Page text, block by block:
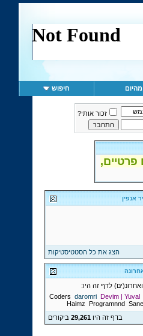
חיפוש
זכור אותי?
פרטיים,
אנפין
הצג את כל הסטטיסטיקות
Coders daromri Devim | Yuval
Haimz Programnnd Sane
בדף זה היו29,261 ביקורים